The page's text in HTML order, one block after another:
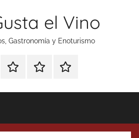
el Vino
Gastronomía y Enoturismo
Enoturismo
Gastronomía
RankingContacto